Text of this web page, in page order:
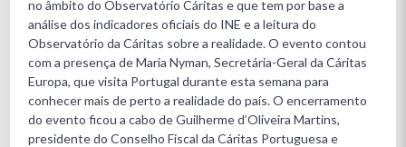
no âmbito do Observatório Cáritas e que tem por base a
análise dos indicadores oficiais do INE e a leitura do
Observatório da Cáritas sobre a realidade.O evento contou
com a presença de Maria Nyman, Secretária-Geral da Cáritas
Europa, que visita Portugal durante esta semana para
conhecer mais de perto a realidade do país. O encerramento
do evento ficou a cabo de Guilherme d’Oliveira Martins,
presidente do Conselho Fiscal da Cáritas Portuguesa e